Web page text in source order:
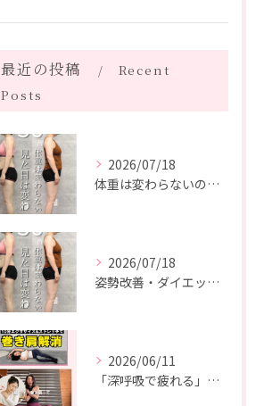
最近の投稿
Recent
Posts
2026/07/18
体重は変わらないのに、見た目は変わった。
2026/07/18
姿勢改善・ダイエット・ピラティス【５０代・M様】
2026/06/11
「深呼吸で疲れる」の、実は普通じゃありません。